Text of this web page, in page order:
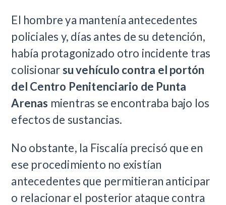
El hombre ya mantenía antecedentes
policiales y, días antes de su detención,
había protagonizado otro incidente tras
colisionarsu vehículo contra el portón
del Centro Penitenciario de Punta
Arenas mientras se encontraba bajo los
efectos de sustancias.
No obstante, la Fiscalía precisó que en
ese procedimiento no existían
antecedentes que permitieran anticipar
o relacionar el posterior ataque contra